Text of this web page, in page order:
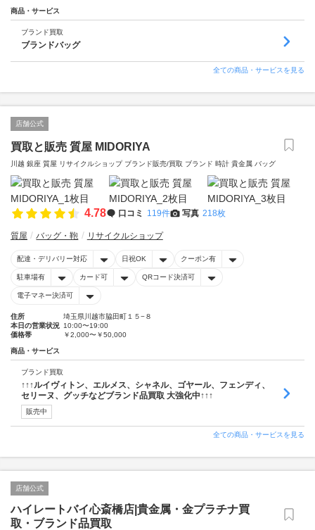
商品・サービス
ブランド買取
ブランドバッグ
全ての商品・サービスを見る
店舗公式
買取と販売 質屋 MIDORIYA
川越 銀座 質屋 リサイクルショップ ブランド販売/買取 ブランド 時計 貴金属 バッグ
4.78 口コミ 119件 写真 218枚
質屋 バッグ・鞄 リサイクルショップ
配達・デリバリー対応 日祝OK クーポン有
駐車場有 カード可 QRコード決済可
電子マネー決済可
住所
埼玉県川越市脇田町１５−８
本日の営業状況 10:00〜19:00
価格帯
￥2,000〜￥50,000
商品・サービス
ブランド買取
↑↑↑ルイヴィトン、エルメス、シャネル、ゴヤール、フェンディ、
セリーヌ、グッチなどブランド品買取 大強化中↑↑↑
販売中
全ての商品・サービスを見る
店舗公式
ハイレートバイ心斎橋店|貴金属・金プラチナ買
取・ブランド品買取